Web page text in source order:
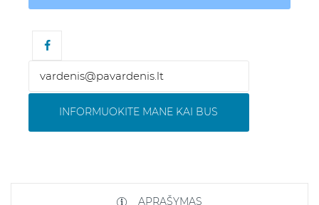
INFORMUOKITE MANE KAI BUS
APRAŠYMAS